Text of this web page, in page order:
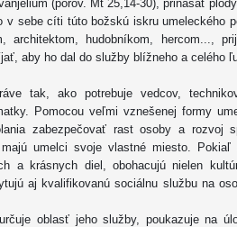
(porov. Mt 25,14-30), prinášať
v sebe cíti túto božskú iskru umeleckého
architektom, hudobníkom, hercom...,
aby ho dal do služby blížneho a celého
tak, ako potrebuje vedcov,
Pomocou veľmi vznešenej formy
zabezpečovať rast osoby a rozvoj
umelci svoje vlastné miesto. Pokiaľ
a krásnych diel, obohacujú nielen
aj kvalifikovanú sociálnu službu na
oblasť jeho služby, poukazuje na